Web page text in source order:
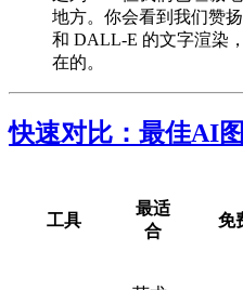
地方。你会看到我们赞
和 DALL-E 的文字渲染
在的。
快速对比：最佳AI
工具
最适
合
免